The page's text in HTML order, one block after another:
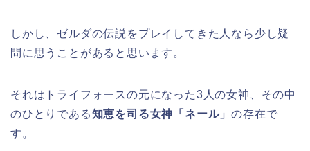
しかし、ゼルダの伝説をプレイしてきた人なら少し疑
問に思うことがあると思います。
それはトライフォースの元になった3人の女神、その中
のひとりである知恵を司る女神「ネール」の存在で
す。